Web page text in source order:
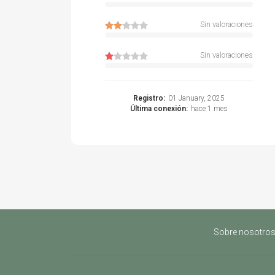
Sin valoraciones
Sin valoraciones
Registro: 01 January, 2025
Última conexión: hace 1 mes
Sobre nosotros